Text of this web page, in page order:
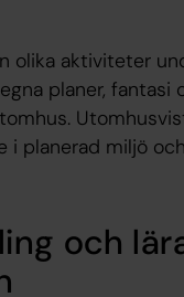
olika aktiviteter
planer,
i planerad miljö
och